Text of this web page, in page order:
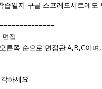
습일지 구글 스프레드시트에도
접
른쪽 순으로 면접관 A,B,C이
하세요